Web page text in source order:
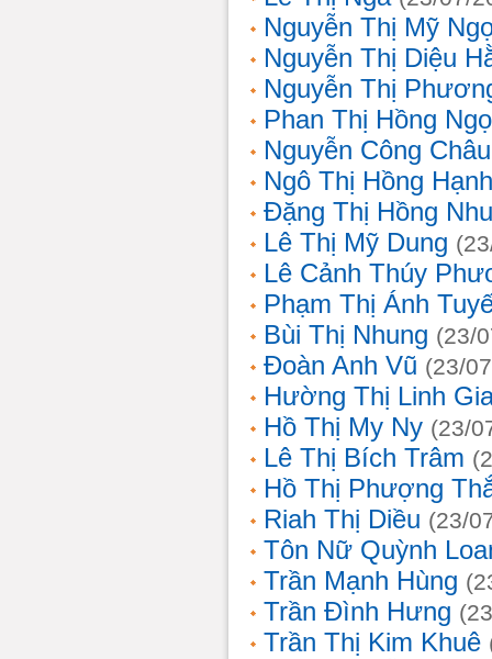
Nguyễn Thị Mỹ
Nguyễn Thị Diệu
Nguyễn Thị
Phan Thị Hồng
Nguyễn Công Châu
Ngô Thị Hồng Hạnh
Đặng Thị Hồng
Lê Thị Mỹ Dung
Lê Cảnh Thúy
Phạm Thị Ánh
Bùi Thị Nhung (23/
Đoàn Anh Vũ (23/
Hường Thị Linh
Hồ Thị My Ny (23/
Lê Thị Bích Trâm
Hồ Thị Phượng
Riah Thị Diều (23/
Tôn Nữ Quỳnh
Trần Mạnh Hùng
Trần Đình Hưng
Trần Thị Kim Khuê